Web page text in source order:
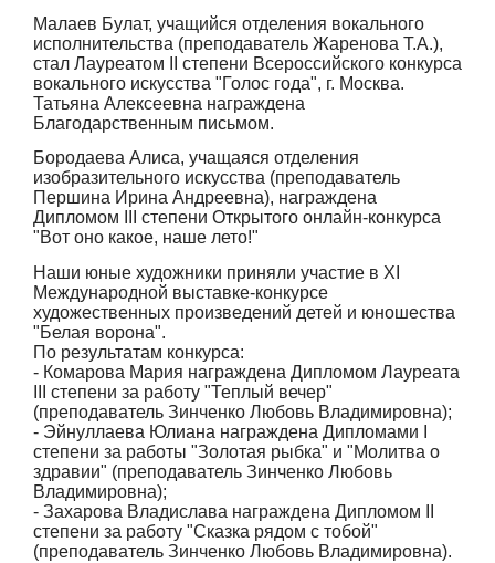
Малаев Булат, учащийся отделения вокального
исполнительства (преподаватель Жаренова Т.А.),
стал Лауреатом II степени Всероссийского конкурса
вокального искусства "Голос года", г. Москва.
Татьяна Алексеевна награждена
Благодарственным письмом.
Бородаева Алиса, учащаяся отделения
изобразительного искусства (преподаватель
Першина Ирина Андреевна), награждена
Дипломом III степени Открытого онлайн-конкурса
"Вот оно какое, наше лето!"
Наши юные художники приняли участие в XI
Международной выставке-конкурсе
художественных произведений детей и юношества
"Белая ворона".
По результатам конкурса:
- Комарова Мария награждена Дипломом Лауреата
III степени за работу "Теплый вечер"
(преподаватель Зинченко Любовь Владимировна);
- Эйнуллаева Юлиана награждена Дипломами I
степени за работы "Золотая рыбка" и "Молитва о
здравии" (преподаватель Зинченко Любовь
Владимировна);
- Захарова Владислава награждена Дипломом II
степени за работу "Сказка рядом с тобой"
(преподаватель Зинченко Любовь Владимировна).